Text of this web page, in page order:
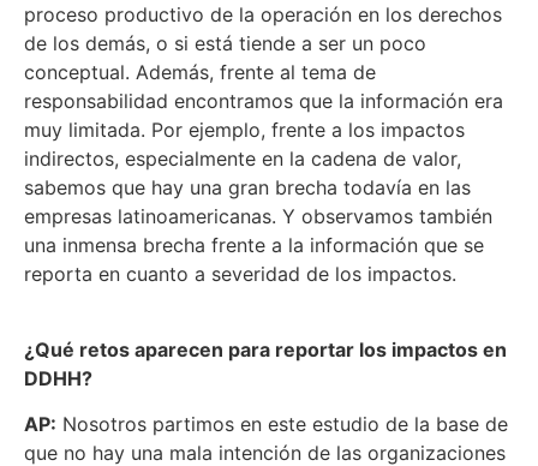
proceso productivo de la operación en los derechos
de los demás, o si está tiende a ser un poco
conceptual. Además, frente al tema de
responsabilidad encontramos que la información era
muy limitada. Por ejemplo, frente a los impactos
indirectos, especialmente en la cadena de valor,
sabemos que hay una gran brecha todavía en las
empresas latinoamericanas. Y observamos también
una inmensa brecha frente a la información que se
reporta en cuanto a severidad de los impactos.
¿Qué retos aparecen para reportar los impactos en
DDHH?
AP: Nosotros partimos en este estudio de la base de
que no hay una mala intención de las organizaciones